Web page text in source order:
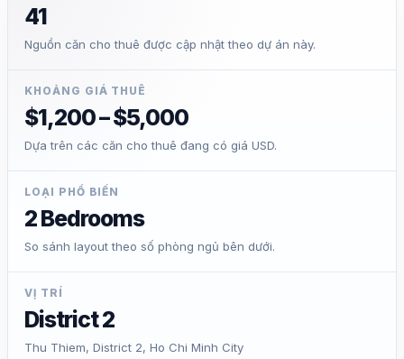
41
Nguồn căn cho thuê được cập nhật theo dự án này.
KHOẢNG GIÁ THUÊ
$1,200 – $5,000
Dựa trên các căn cho thuê đang có giá USD.
LOẠI PHỔ BIẾN
2 Bedrooms
So sánh layout theo số phòng ngủ bên dưới.
VỊ TRÍ
District 2
Thu Thiem, District 2, Ho Chi Minh City